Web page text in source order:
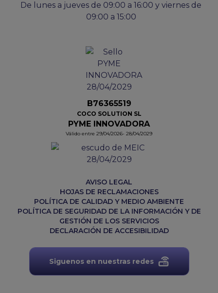
De lunes a jueves de 09:00 a 16:00 y viernes de
09:00 a 15:00
B76365519
COCO SOLUTION SL
PYME INNOVADORA
Válido entre 29/04/2026- 28/04/2029
AVISO LEGAL
HOJAS DE RECLAMACIONES
POLÍTICA DE CALIDAD Y MEDIO AMBIENTE
POLÍTICA DE SEGURIDAD DE LA INFORMACIÓN Y DE
GESTIÓN DE LOS SERVICIOS
DECLARACIÓN DE ACCESIBILIDAD
Siguenos en nuestras redes